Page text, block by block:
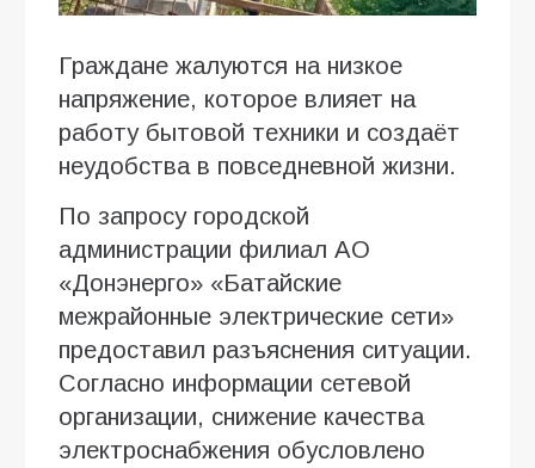
Граждане жалуются на низкое
напряжение, которое влияет на
работу бытовой техники и создаёт
неудобства в повседневной жизни.
По запросу городской
администрации филиал АО
«Донэнерго» «Батайские
межрайонные электрические сети»
предоставил разъяснения ситуации.
Согласно информации сетевой
организации, снижение качества
электроснабжения обусловлено